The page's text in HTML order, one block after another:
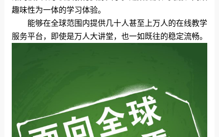
趣味性为一体的学习体验。
能够在全球范围内提供几十人甚至上万人的在线教学
服务平台，即使是万人大讲堂，也一如既往的稳定流畅。